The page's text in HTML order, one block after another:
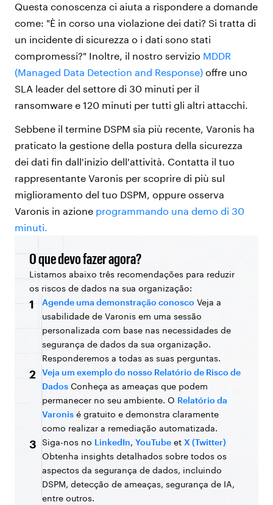
Questa conoscenza ci aiuta a rispondere a domande
come: "È in corso una violazione dei dati? Si tratta di
un incidente di sicurezza o i dati sono stati
compromessi?" Inoltre, il nostro servizio MDDR
(Managed Data Detection and Response) offre uno
SLA leader del settore di 30 minuti per il
ransomware e 120 minuti per tutti gli altri attacchi.
Sebbene il termine DSPM sia più recente, Varonis ha
praticato la gestione della postura della sicurezza
dei dati fin dall'inizio dell'attività. Contatta il tuo
rappresentante Varonis per scoprire di più sul
miglioramento del tuo DSPM, oppure osserva
Varonis in azione programmando una demo di 30
minuti.
O que devo fazer agora?
Listamos abaixo três recomendações para reduzir
os riscos de dados na sua organização:
1 Agende uma demonstração conosco Veja a
usabilidade de Varonis em uma sessão
personalizada com base nas necessidades de
segurança de dados da sua organização.
Responderemos a todas as suas perguntas.
2
Veja um exemplo do nosso Relatório de Risco de
Dados Conheça as ameaças que podem
permanecer no seu ambiente. O Relatório da
Varonis é gratuito e demonstra claramente
como realizar a remediação automatizada.
3 Siga-nos no LinkedIn, YouTube et X (Twitter)
Obtenha insights detalhados sobre todos os
aspectos da segurança de dados, incluindo
DSPM, detecção de ameaças, segurança de IA,
entre outros.